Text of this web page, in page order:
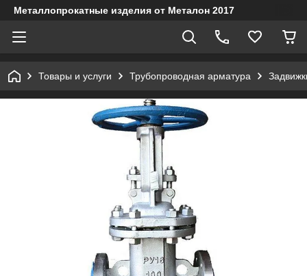
Металлопрокатные изделия от Металон 2017
Товары и услуги Трубопроводная арматура